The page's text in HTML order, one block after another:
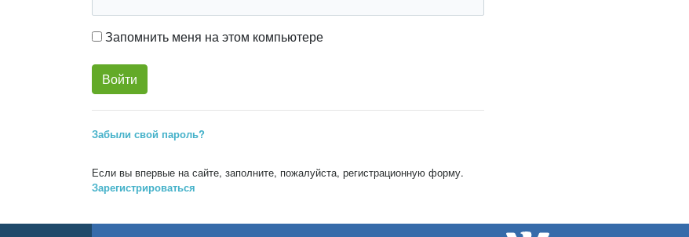
Запомнить меня на этом компьютере
Забыли свой пароль?
Если вы впервые на сайте, заполните, пожалуйста, регистрационную форму.
Зарегистрироваться